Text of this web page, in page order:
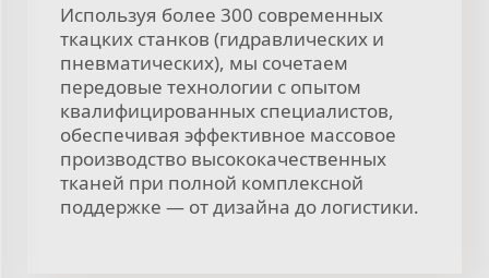
Используя более 300 современных
ткацких станков (гидравлических и
пневматических), мы сочетаем
передовые технологии с опытом
квалифицированных специалистов,
обеспечивая эффективное массовое
производство высококачественных
тканей при полной комплексной
поддержке — от дизайна до логистики.